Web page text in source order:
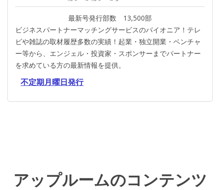
最新号発行部数 13,500部
ビジネスパートナーマッチングサービスのパイオニア！テレ
ビや雑誌の取材履歴多数の実績！起業・独立開業・ベンチャ
ー等から、エンジェル・投資家・スポンサーまでパートナー
を求めている方の最新情報を提供。
アップルームのコンテンツ